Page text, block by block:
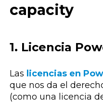
capacity
1. Licencia
Las licencias en
que nos da el
(como una licencia